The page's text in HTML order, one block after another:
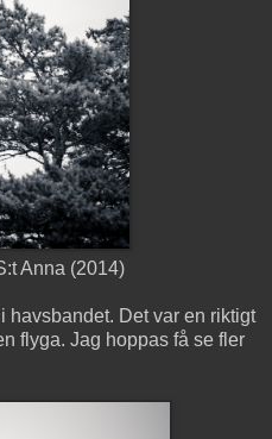
Anna (2014)
havsbandet. Det var en riktigt
flyga. Jag hoppas få se fler